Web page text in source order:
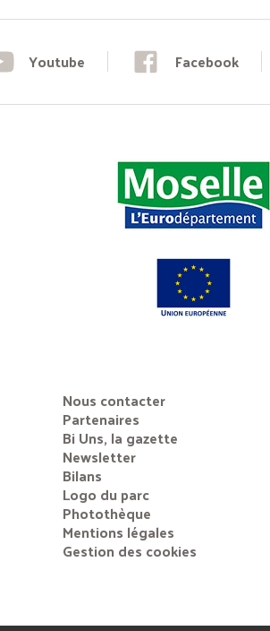
Youtube Facebook
Nous contacter
Partenaires
Bi Uns, la gazette
Newsletter
Bilans
Logo du parc
Photothèque
Mentions légales
Gestion des cookies